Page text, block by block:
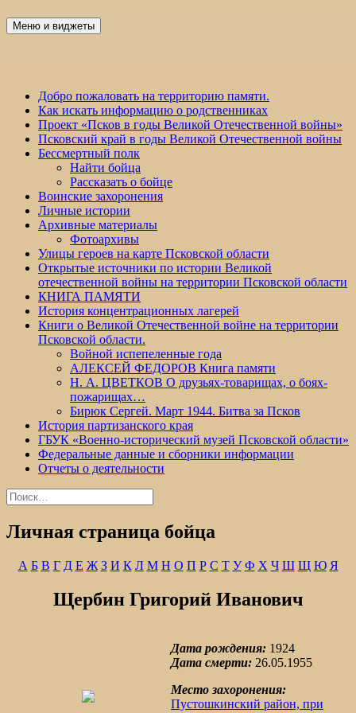
Победа 60
Меню и виджеты
Добро пожаловать на территорию памяти.
Как искать информацию о родственниках
Проект «Псков в годы Великой Отечественной войны»
Псковский край в годы Великой Отечественной войны
Бессмертный полк
Найти бойца
Рассказать о бойце
Воинские захоронения
Личные истории
Архивные материалы
Фотоархивы
Улицы героев на карте Псковской области
Открытые источники по истории Великой
отечественной войны на территории Псковской области
КНИГА ПАМЯТИ
История концентрационных лагерей
Книги о Великой Отечественной войне на территории
Псковской области.
Войной испепеленные года
АЛЕКСЕЙ ФЕДОРОВ Книга памяти
Н. А. ЦВЕТКОВ О друзьях-товарищах, о боях-
пожарищах…
Бирюк Сергей. Март 1944. Битва за Псков
История партизанского края
ГБУК «Военно-исторический музей Псковской области»
Федеральные данные и сборники информации
Отчеты о деятельности
Найти:
Личная страница бойца
А Б В Г Д Е Ж З И К Л М Н О П Р С Т У Ф Х Ч Ш Щ Ю Я
Щербин Григорий Иванович
Дата рождения: 1924
Дата смерти: 26.05.1955
Место захоронения:
Пустошкинский район, при